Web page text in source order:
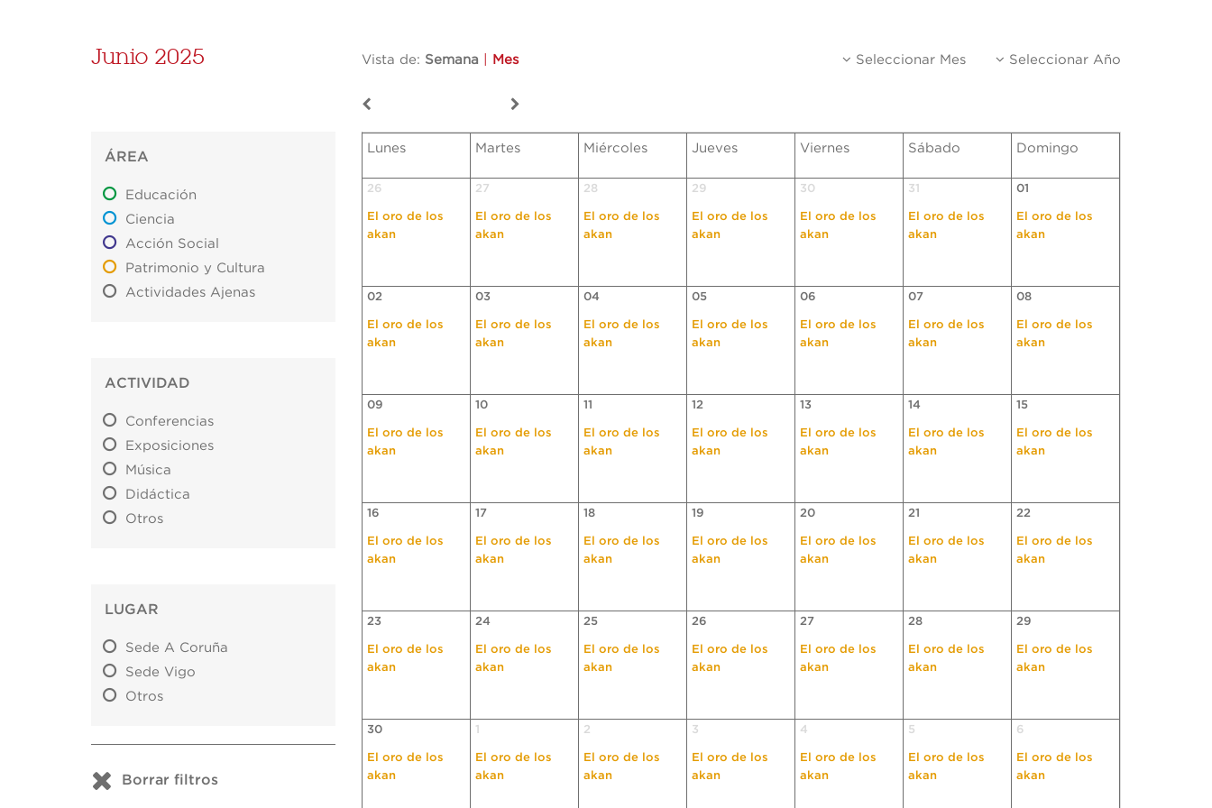
Junio 2025 Vista de: Semana Mes Seleccionar Mes Seleccionar Año
ÁREA
Educación
Ciencia
Acción Social
Patrimonio y Cultura
Actividades Ajenas
ACTIVIDAD
Conferencias
Exposiciones
Música
Didáctica
Otros
LUGAR
Sede A Coruña
Sede Vigo
Otros
Borrar filtros
Lunes Martes Miércoles Jueves Viernes Sábado Domingo
26
El oro de los
akan
27
El oro de los
akan
28
El oro de los
akan
29
El oro de los
akan
30
El oro de los
akan
31
El oro de los
akan
01
El oro de los
akan
02
El oro de los
akan
03
El oro de los
akan
04
El oro de los
akan
05
El oro de los
akan
06
El oro de los
akan
07
El oro de los
akan
08
El oro de los
akan
09
El oro de los
akan
10
El oro de los
akan
11
El oro de los
akan
12
El oro de los
akan
13
El oro de los
akan
14
El oro de los
akan
15
El oro de los
akan
16
El oro de los
akan
17
El oro de los
akan
18
El oro de los
akan
19
El oro de los
akan
20
El oro de los
akan
21
El oro de los
akan
22
El oro de los
akan
23
El oro de los
akan
24
El oro de los
akan
25
El oro de los
akan
26
El oro de los
akan
27
El oro de los
akan
28
El oro de los
akan
29
El oro de los
akan
30
El oro de los
akan
1
El oro de los
akan
2
El oro de los
akan
3
El oro de los
akan
4
El oro de los
akan
5
El oro de los
akan
6
El oro de los
akan